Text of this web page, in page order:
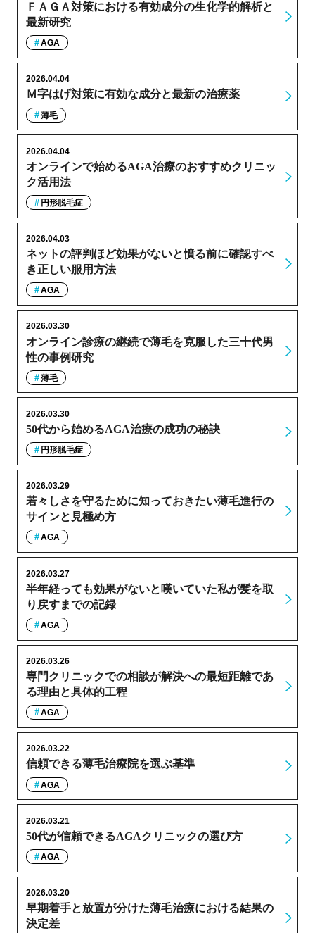
ＦＡＧＡ対策における有効成分の生化学的解析と
最新研究
AGA
Ｍ字はげ対策に有効な成分と最新の治療薬
2026.04.04
薄毛
オンラインで始めるAGA治療のおすすめクリニッ
ク活用法
2026.04.04
円形脱毛症
ネットの評判ほど効果がないと憤る前に確認すべ
き正しい服用方法
2026.04.03
AGA
オンライン診療の継続で薄毛を克服した三十代男
性の事例研究
2026.03.30
薄毛
50代から始めるAGA治療の成功の秘訣
2026.03.30
円形脱毛症
若々しさを守るために知っておきたい薄毛進行の
サインと見極め方
2026.03.29
AGA
半年経っても効果がないと嘆いていた私が髪を取
り戻すまでの記録
2026.03.27
AGA
専門クリニックでの相談が解決への最短距離であ
る理由と具体的工程
2026.03.26
AGA
信頼できる薄毛治療院を選ぶ基準
2026.03.22
AGA
50代が信頼できるAGAクリニックの選び方
2026.03.21
AGA
早期着手と放置が分けた薄毛治療における結果の
決定差
2026.03.20